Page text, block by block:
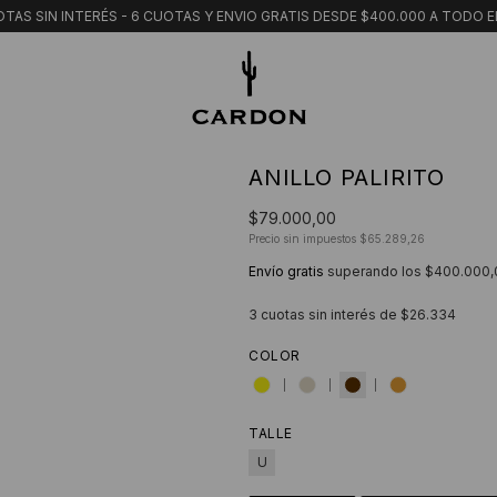
SIN INTERÉS - 6 CUOTAS Y ENVIO GRATIS DESDE $400.000 A TODO
ANILLO PALIRITO
$79.000,00
Precio sin impuestos $65.289,26
Envío gratis superando los
3 cuotas sin interés de $26.334
COLOR
TALLE
U